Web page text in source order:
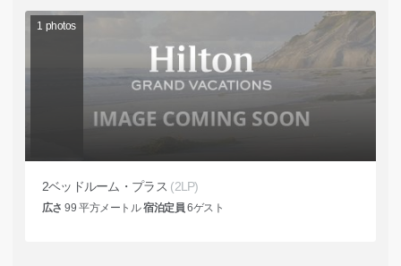
1 photos
2ベッドルーム・プラス (2LP)
広さ 99 平方メートル宿泊定員 6ゲスト